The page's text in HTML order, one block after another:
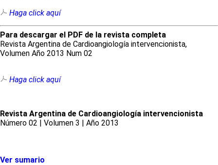
Haga click aquí
Para descargar el PDF de la revista completa
Revista Argentina de Cardioangiología intervencionista,
Volumen Año 2013 Num 02
Haga click aquí
Revista Argentina de Cardioangiología intervencionista
Número 02 | Volumen 3 | Año 2013
Ver sumario